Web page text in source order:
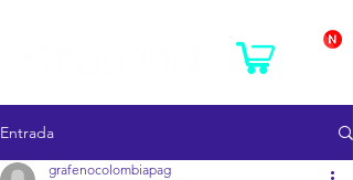
Entrada
grafenocolombiapag